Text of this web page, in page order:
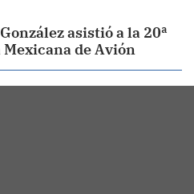
asistió a la 20ª
de Avión